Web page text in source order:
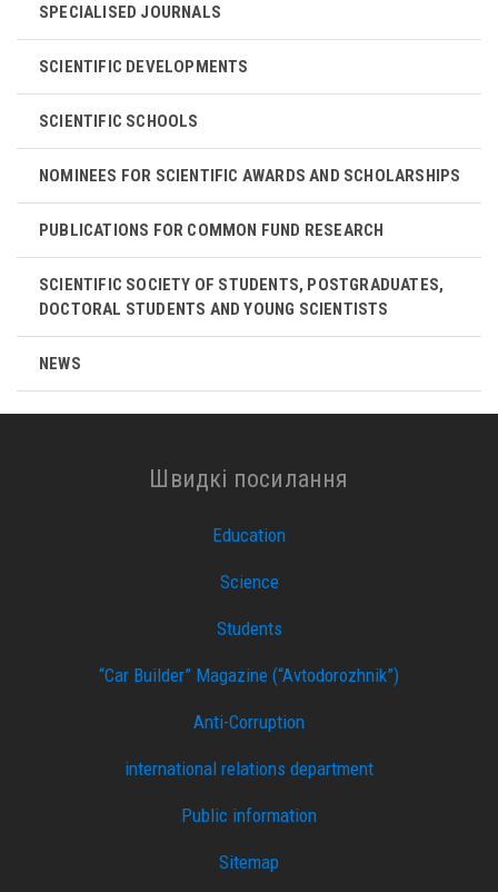
SPECIALISED JOURNALS
SCIENTIFIC DEVELOPMENTS
SCIENTIFIC SCHOOLS
NOMINEES FOR SCIENTIFIC AWARDS AND SCHOLARSHIPS
PUBLICATIONS FOR COMMON FUND RESEARCH
SCIENTIFIC SOCIETY OF STUDENTS, POSTGRADUATES,
DOCTORAL STUDENTS AND YOUNG SCIENTISTS
NEWS
Швидкі посилання
Education
Science
Students
“Car Builder” Magazine (“Avtodorozhnik”)
Anti-Corruption
international relations department
Public information
Sitemap